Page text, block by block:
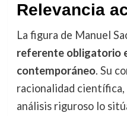
Relevancia
La figura de Manuel
referente obligatorio
contemporáneo. Su
racionalidad
análisis riguroso lo